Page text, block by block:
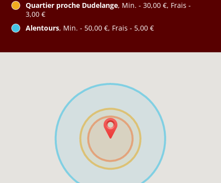
Quartier proche Dudelange, Min. - 30,00 €, Frais -
3,00 €
Alentours, Min. - 50,00 €, Frais - 5,00 €